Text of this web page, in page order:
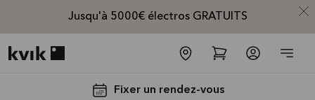
Jusqu'à 5000€ électros GRATUITS
Fixer un rendez-vous